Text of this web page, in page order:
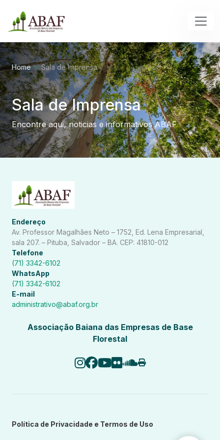
Home Sala de Imprensa
Sala de Imprensa
Encontre aqui, noticias e informativos ABAF
Endereço
Av. Professor Magalhães Neto – 1752, Ed. Lena Empresarial,
sala 207. – Pituba, Salvador – BA. CEP: 41810-012
Telefone
(71) 3342-6102
WhatsApp
(71) 3342-6102
E-mail
administrativo@abaf.org.br
Associação Baiana das Empresas de Base
Florestal
Política de Privacidade e Termos de Uso